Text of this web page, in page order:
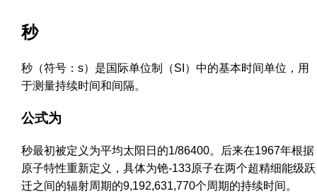
秒
秒（符号：s）是国际单位制（SI）中的基本时间单位，用
于测量持续时间和间隔。
公式为
秒最初被定义为平均太阳日的1/86400。后来在1967年根据
原子特性重新定义，具体为铯-133原子在两个超精细能级跃
迁之间的辐射周期的9,192,631,770个周期的持续时间。